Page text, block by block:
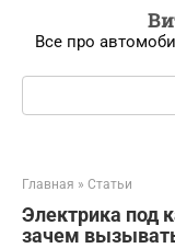
Все про
Поиск:
Главная » Статьи
Электрика под
зачем